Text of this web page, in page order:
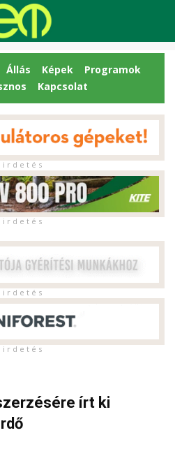
Állás Képek
Programok
Kapcsolat
i r d e t é s
i r d e t é s
i r d e t é s
i r d e t é s
írt ki